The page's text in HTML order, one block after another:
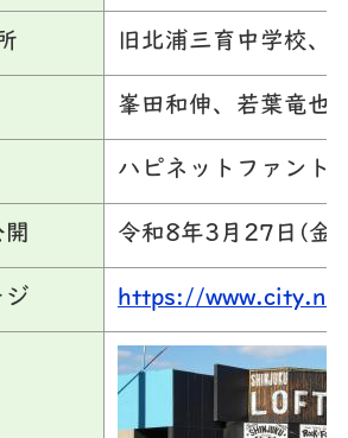
旧北浦三育中学校、
峯田和伸、若葉竜也
ハピネットファント
令和8年3月27日(金)
ジ https://